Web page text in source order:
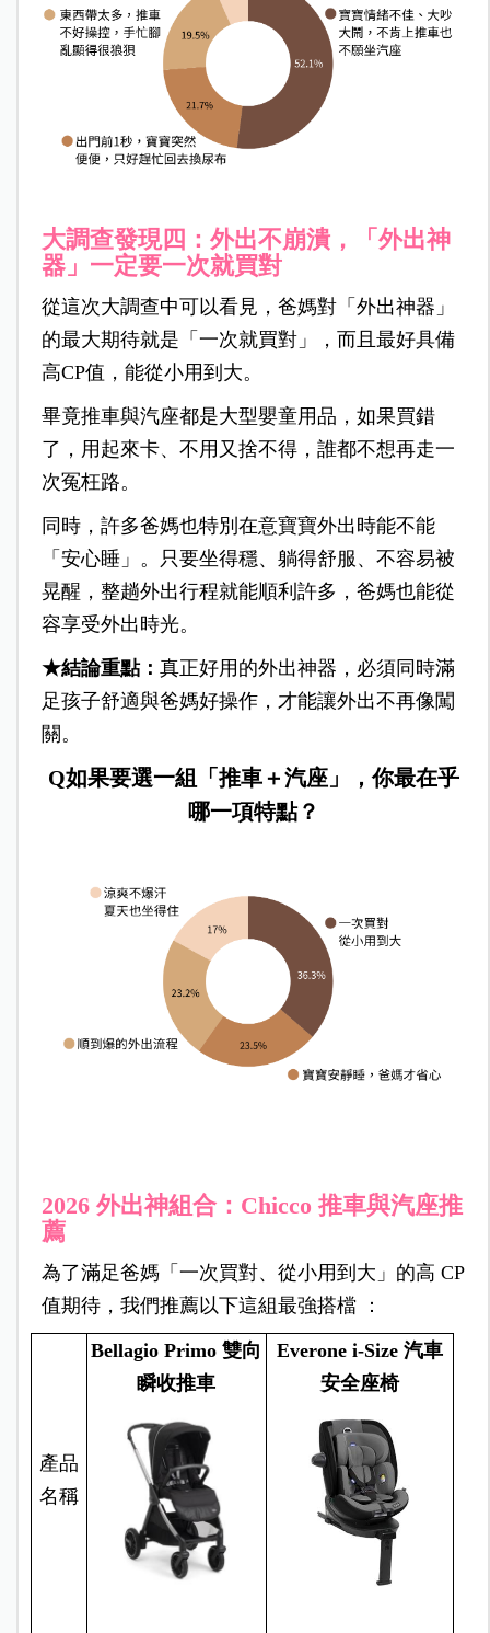
大調查發現四：外出不崩潰，「外出神
器」一定要一次就買對
從這次大調查中可以看見，爸媽對「外出神器」
的最大期待就是「一次就買對」，而且最好具備
高CP值，能從小用到大。
畢竟推車與汽座都是大型嬰童用品，如果買錯
了，用起來卡、不用又捨不得，誰都不想再走一
次冤枉路。
同時，許多爸媽也特別在意寶寶外出時能不能
「安心睡」。只要坐得穩、躺得舒服、不容易被
晃醒，整趟外出行程就能順利許多，爸媽也能從
容享受外出時光。
★結論重點： 真正好用的外出神器，必須同時滿
足孩子舒適與爸媽好操作，才能讓外出不再像闖
關。
Q如果要選一組「推車＋汽座」，你最在乎
哪一項特點？
2026 外出神組合：Chicco 推車與汽座推
薦
為了滿足爸媽「一次買對、從小用到大」的高 CP
值期待，我們推薦以下這組最強搭檔 ：
產品
名稱
Bellagio Primo雙向
瞬收推車
Everone i-Size 汽車
安全座椅